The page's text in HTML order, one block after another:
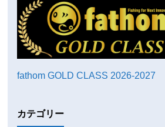
fathom GOLD CLASS 2026-2027
カテゴリー